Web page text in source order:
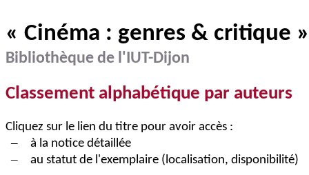
« Cinéma : genres & critique »
Bibliothèque de l'IUT-Dijon
Classement alphabétique par auteurs
Cliquez sur le lien du titre pour avoir accès :
– à la notice détaillée
– au statut de l'exemplaire (localisation, disponibilité)